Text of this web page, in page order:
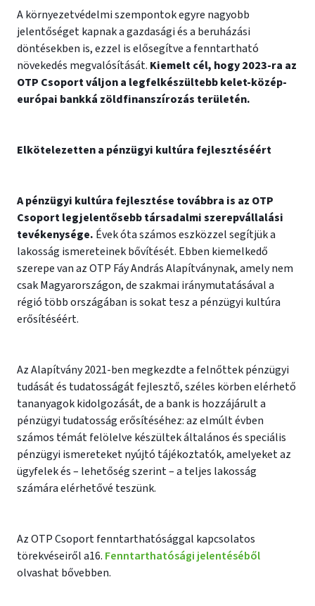
A környezetvédelmi szempontok egyre nagyobb
jelentőséget kapnak a gazdasági és a beruházási
döntésekben is, ezzel is elősegítve a fenntartható
növekedés megvalósítását. Kiemelt cél, hogy 2023-ra az
OTP Csoport váljon a legfelkészültebb kelet-közép-
európai bankká zöldfinanszírozás területén.
Elkötelezetten a pénzügyi kultúra fejlesztéséért
A pénzügyi kultúra fejlesztése továbbra is az OTP
Csoport legjelentősebb társadalmi szerepvállalási
tevékenysége. Évek óta számos eszközzel segítjük a
lakosság ismereteinek bővítését. Ebben kiemelkedő
szerepe van az OTP Fáy András Alapítványnak, amely nem
csak Magyarországon, de szakmai iránymutatásával a
régió több országában is sokat tesz a pénzügyi kultúra
erősítéséért.
Az Alapítvány 2021-ben megkezdte a felnőttek pénzügyi
tudását és tudatosságát fejlesztő, széles körben elérhető
tananyagok kidolgozását, de a bank is hozzájárult a
pénzügyi tudatosság erősítéséhez: az elmúlt évben
számos témát felölelve készültek általános és speciális
pénzügyi ismereteket nyújtó tájékoztatók, amelyeket az
ügyfelek és – lehetőség szerint – a teljes lakosság
számára elérhetővé teszünk.
Az OTP Csoport fenntarthatósággal kapcsolatos
törekvéseiről a16. Fenntarthatósági jelentéséből
olvashat bővebben.